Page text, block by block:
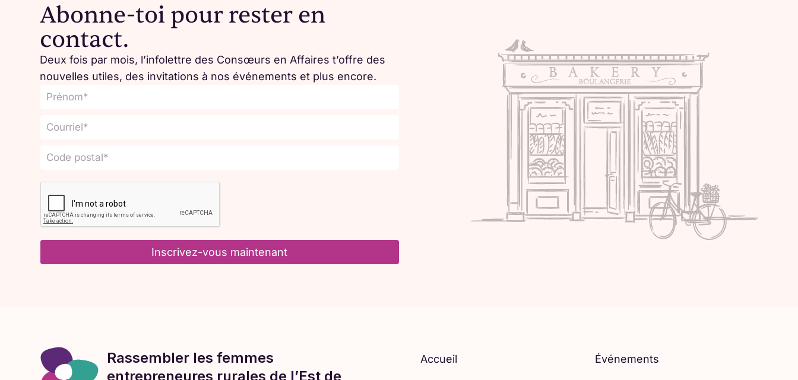
Abonne-toi pour rester en
contact.
Deux fois par mois, l’infolettre des Consœurs en Affaires t’offre des
nouvelles utiles, des invitations à nos événements et plus encore.
Inscrivez-vous maintenant
Rassembler les femmes
entrepreneures rurales de l’Est de
Accueil Événements